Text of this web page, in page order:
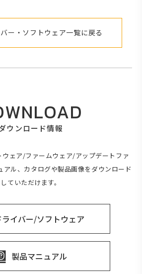
ー・ソフトウェア一覧に戻る
ウンロード情報
ェア/ファームウェア/アップデートファ
アル、カタログや製品画像をダウンロード
していただけます。
ライバー/ソフトウェア
製品マニュアル